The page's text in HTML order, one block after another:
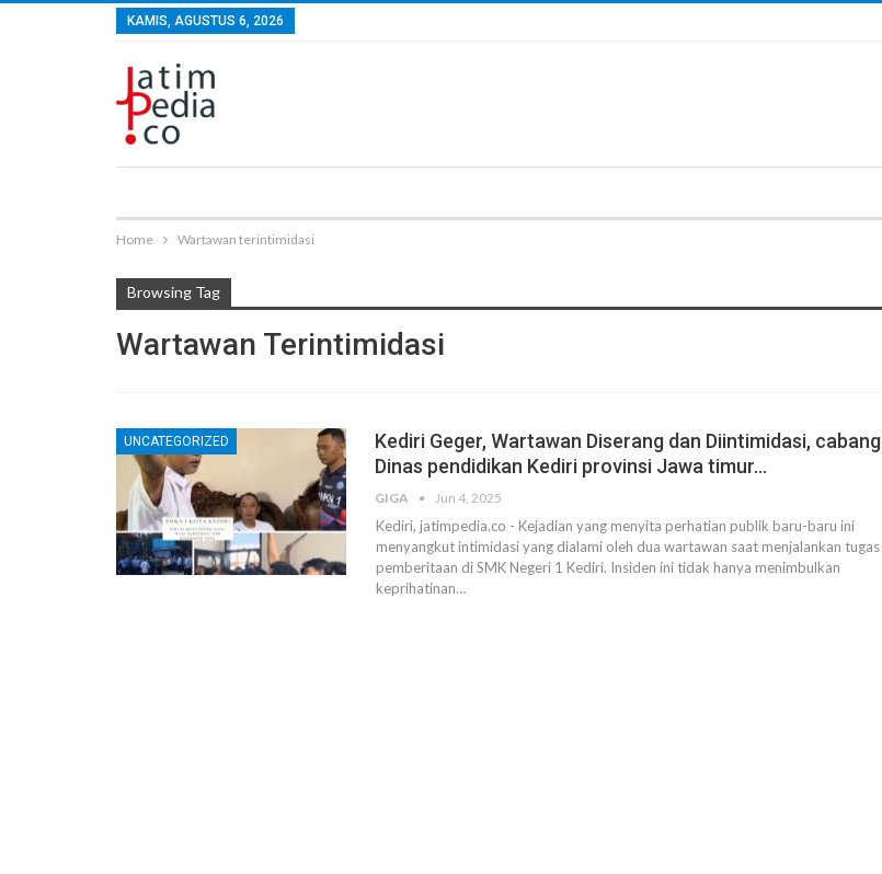
KAMIS, AGUSTUS 6, 2026
Home Wartawan terintimidasi
Browsing Tag
Wartawan Terintimidasi
UNCATEGORIZED
Kediri Geger, Wartawan Diserang dan Diintimidasi, cabang
Dinas pendidikan Kediri provinsi Jawa timur…
GIGA Jun 4, 2025
Kediri, jatimpedia.co - Kejadian yang menyita perhatian publik baru-baru ini
menyangkut intimidasi yang dialami oleh dua wartawan saat menjalankan tugas
pemberitaan di SMK Negeri 1 Kediri. Insiden ini tidak hanya menimbulkan
keprihatinan…